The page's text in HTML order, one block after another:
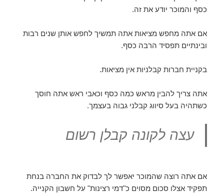
כסף והמוכר יודע את זה.
אם אתה מחפש מציאות אתה תמשיך לחפש אותן שנים רבות
ובינתיים תפסיד הרבה כסף.
בקניית חברות קבלניות אין מציאות.
אתה צריך להבין מראש כמה כסף וכאבי ראש אתה חוסך
כשתהיה בעל סיווג קבלני גבוה בעצמך.
עצה לקונה קבלן רשום
אם אתה רוצה שהמוכר יאפשר לך לבדוק את החברה בנחת
תפקיד אצלו סכום מסוים כ"דמי רצינות" על חשבון הקנייה.